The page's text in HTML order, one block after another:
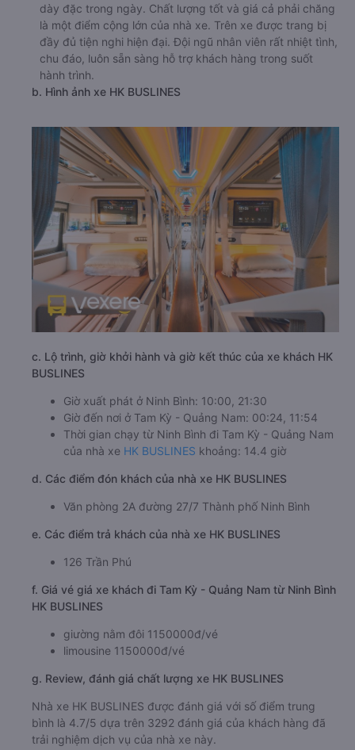
dày đặc trong ngày. Chất lượng tốt và giá cả phải chăng
là một điểm cộng lớn của nhà xe. Trên xe được trang bị
đầy đủ tiện nghi hiện đại. Đội ngũ nhân viên rất nhiệt tình,
chu đáo, luôn sẵn sàng hỗ trợ khách hàng trong suốt
hành trình.
b. Hình ảnh xe HK BUSLINES
c. Lộ trình, giờ khởi hành và giờ kết thúc của xe khách HK
BUSLINES
Giờ xuất phát ở Ninh Bình: 10:00, 21:30
Giờ đến nơi ở Tam Kỳ - Quảng Nam: 00:24, 11:54
Thời gian chạy từ Ninh Bình đi Tam Kỳ - Quảng Nam
của nhà xe HK BUSLINES khoảng: 14.4 giờ
d. Các điểm đón khách của nhà xe HK BUSLINES
Văn phòng 2A đường 27/7 Thành phố Ninh Bình
e. Các điểm trả khách của nhà xe HK BUSLINES
126 Trần Phú
f. Giá vé giá xe khách đi Tam Kỳ - Quảng Nam từ Ninh Bình
HK BUSLINES
giường nằm đôi 1150000đ/vé
limousine 1150000đ/vé
g. Review, đánh giá chất lượng xe HK BUSLINES
Nhà xe HK BUSLINES được đánh giá với số điểm trung
bình là 4.7/5 dựa trên 3292 đánh giá của khách hàng đã
trải nghiệm dịch vụ của nhà xe này.